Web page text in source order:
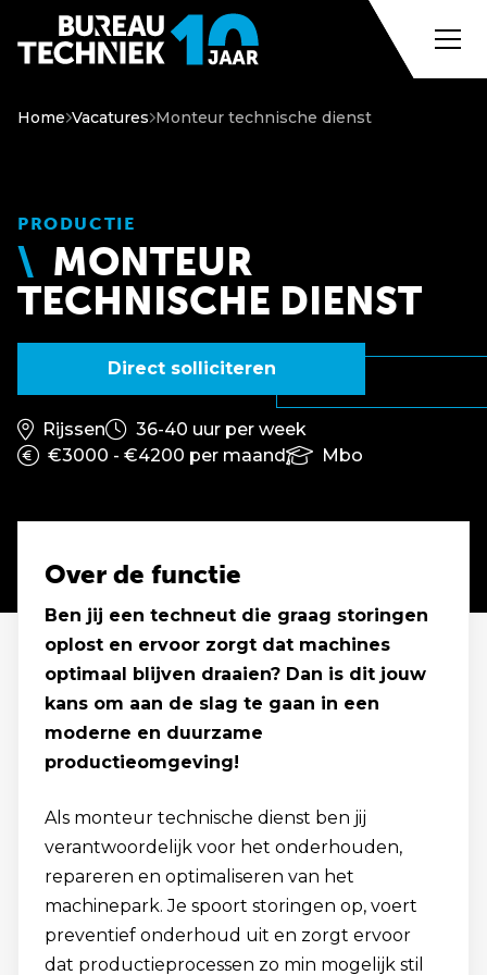
Home Vacatures Monteur technische dienst
PRODUCTIE
MONTEUR
TECHNISCHE DIENST
Direct solliciteren
Rijssen
36-40 uur per week
€3000 - €4200 per maand
Mbo
Over de functie
Ben jij een techneut die graag storingen
oplost en ervoor zorgt dat machines
optimaal blijven draaien? Dan is dit jouw
kans om aan de slag te gaan in een
moderne en duurzame
productieomgeving!
Als monteur technische dienst ben jij
verantwoordelijk voor het onderhouden,
repareren en optimaliseren van het
machinepark. Je spoort storingen op, voert
preventief onderhoud uit en zorgt ervoor
dat productieprocessen zo min mogelijk stil